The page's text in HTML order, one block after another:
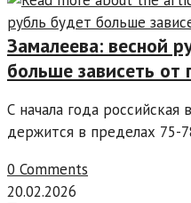
Замалеева: весной
больше зависеть от
С начала года российская
держится в пределах 75-
0 Comments
20.02.2026